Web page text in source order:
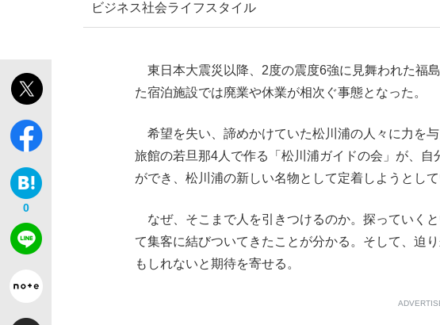
【独自】昭和の大女優・小川真由美（享年86）が鹿児島で3月
キングの誕生を、目撃せよ。
ビジネス社会ライフスタイル
0
東日本大震災以降、2度の震度6強に見舞われた福
た宿泊施設では廃業や休業が相次ぐ事態となった。
希望を失い、諦めかけていた松川浦の人々に力を
旅館の若旦那4人で作る「松川浦ガイドの会」が、
ができ、松川浦の新しい名物として定着しようとし
なぜ、そこまで人を引きつけるのか。探っていく
て集客に結びついてきたことが分かる。そして、迫
もしれないと期待を寄せる。